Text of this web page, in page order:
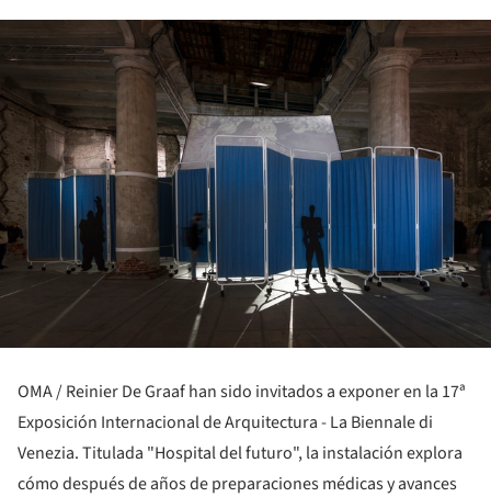
OMA / Reinier De Graaf han sido invitados a exponer en la 17ª
Exposición Internacional de Arquitectura - La Biennale di
Venezia. Titulada "Hospital del futuro", la instalación explora
cómo después de años de preparaciones médicas y avances